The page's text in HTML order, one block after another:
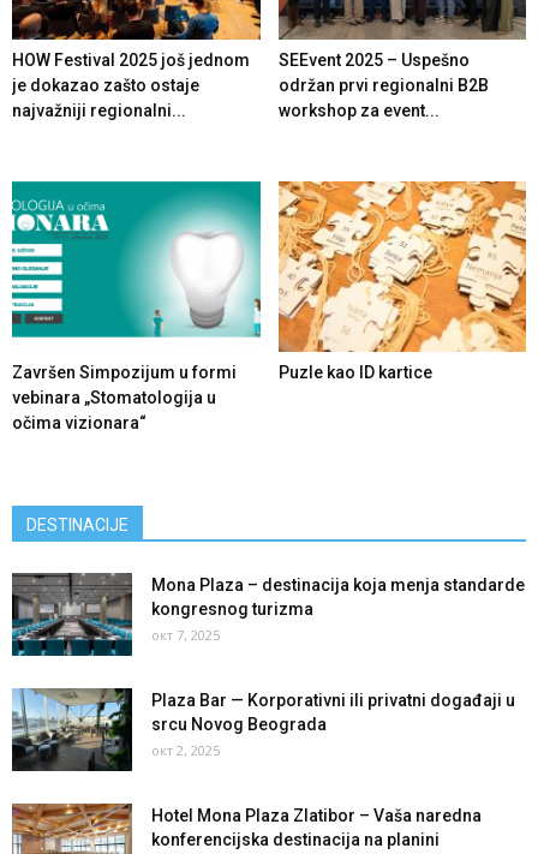
HOW Festival 2025 još jednom
je dokazao zašto ostaje
najvažniji regionalni...
SEEvent 2025 – Uspešno
održan prvi regionalni B2B
workshop za event...
Završen Simpozijum u formi
vebinara „Stomatologija u
očima vizionara“
Puzle kao ID kartice
DESTINACIJE
Mona Plaza – destinacija koja menja standarde
kongresnog turizma
окт 7, 2025
Plaza Bar — Korporativni ili privatni događaji u
srcu Novog Beograda
окт 2, 2025
Hotel Mona Plaza Zlatibor – Vaša naredna
konferencijska destinacija na planini